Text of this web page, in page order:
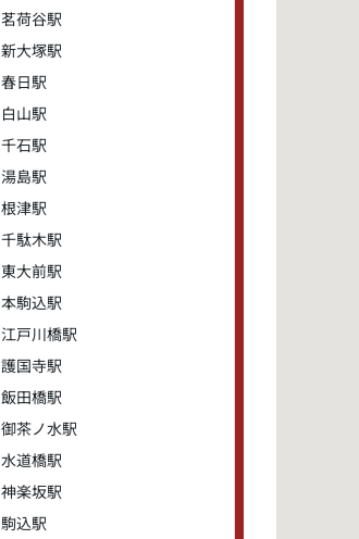
茗荷谷駅
新大塚駅
春日駅
白山駅
千石駅
湯島駅
根津駅
千駄木駅
東大前駅
本駒込駅
江戸川橋駅
護国寺駅
飯田橋駅
御茶ノ水駅
水道橋駅
神楽坂駅
駒込駅